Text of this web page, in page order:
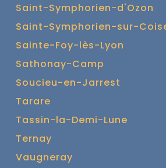
Saint-Symphorien-d'Ozon
Saint-Symphorien-sur-
Sainte-Foy-lès-Lyon
Sathonay-Camp
Soucieu-en-Jarrest
Tarare
Tassin-la-Demi-Lune
Ternay
Vaugneray